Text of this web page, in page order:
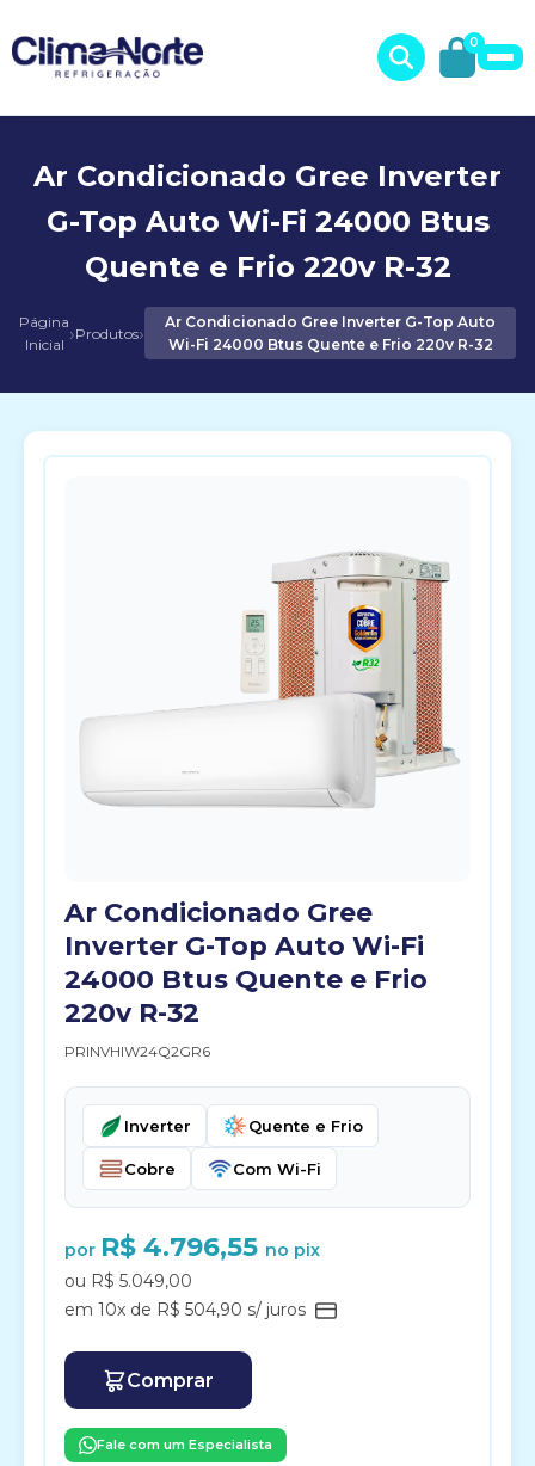
0
Ar Condicionado Gree Inverter
G-Top Auto Wi-Fi 24000 Btus
Quente e Frio 220v R-32
Página
Inicial ›Produtos›
Ar Condicionado Gree Inverter G-Top Auto
Wi-Fi 24000 Btus Quente e Frio 220v R-32
Ar Condicionado Gree
Inverter G-Top Auto Wi-Fi
24000 Btus Quente e Frio
220v R-32
PRINVHIW24Q2GR6
Inverter Quente e Frio
Cobre Com Wi-Fi
por R$ 4.796,55 no pix
ou R$ 5.049,00
em 10x de R$ 504,90 s/ juros
Comprar
Fale com um Especialista